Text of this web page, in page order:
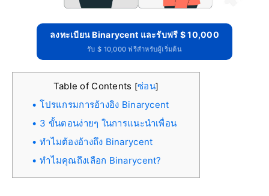
ลงทะเบียน Binarycent และรับฟรี $ 10,000
รับ $ 10,000 ฟรีสำหรับผู้เริ่มต้น
Table of Contents [ซ่อน]
โปรแกรมการอ้างอิง Binarycent
3 ขั้นตอนง่ายๆ ในการแนะนำเพื่อน
ทำไมต้องอ้างถึง Binarycent
ทำไมคุณถึงเลือก Binarycent?